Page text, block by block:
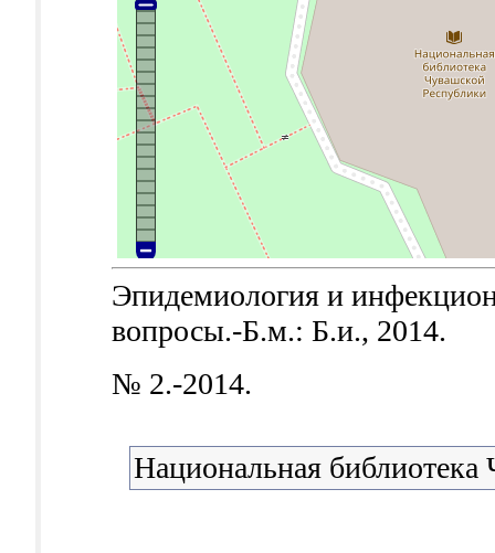
Эпидемиология и
вопросы.-Б.м.: Б.и., 2014.
№ 2.-2014.
Национальная